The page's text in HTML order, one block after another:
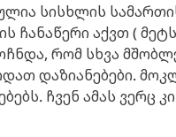
სისხლის
ჩანაწერი აქვთ (
რომ სხვა
დაზიანებები.
ჩვენ ამას ვერც კი